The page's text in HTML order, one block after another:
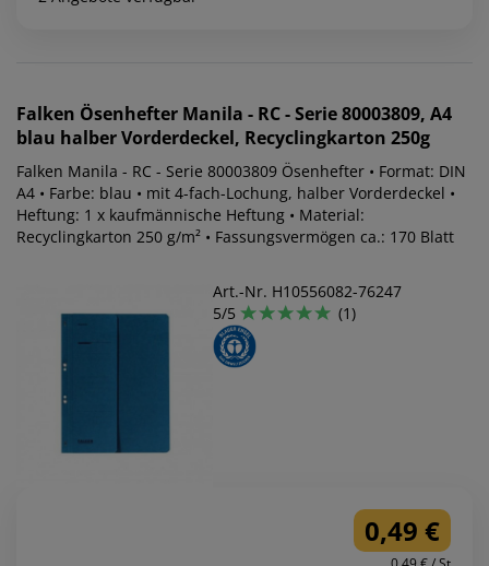
Falken Ösenhefter Manila - RC - Serie 80003809, A4
blau halber Vorderdeckel, Recyclingkarton 250g
Falken Manila - RC - Serie 80003809 Ösenhefter • Format: DIN
A4 • Farbe: blau • mit 4-fach-Lochung, halber Vorderdeckel •
Heftung: 1 x kaufmännische Heftung • Material:
Recyclingkarton 250 g/m² • Fassungsvermögen ca.: 170 Blatt
Art.-Nr. H10556082-76247
5/5
(1)
0,49 €